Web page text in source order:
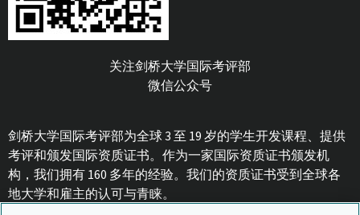
关注剑桥大学国际考评部
微信公众号
剑桥大学国际考评部为全球 3 至 19 岁的学生开发课程、提供
考评和颁发国际资质证书。作为一家国际资质证书颁发机
构，我们拥有 160 多年的经验。我们的资质证书受到全球各
地大学和雇主的认可与青睐。